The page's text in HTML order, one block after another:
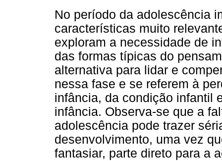
No período da adolescência
características muito
exploram a necessidade de
das formas típicas do
alternativa para lidar e
nessa fase e se referem à
infância, da condição infantil
infância. Observa-se que a
adolescência pode trazer
desenvolvimento, uma vez
fantasiar, parte direto para a